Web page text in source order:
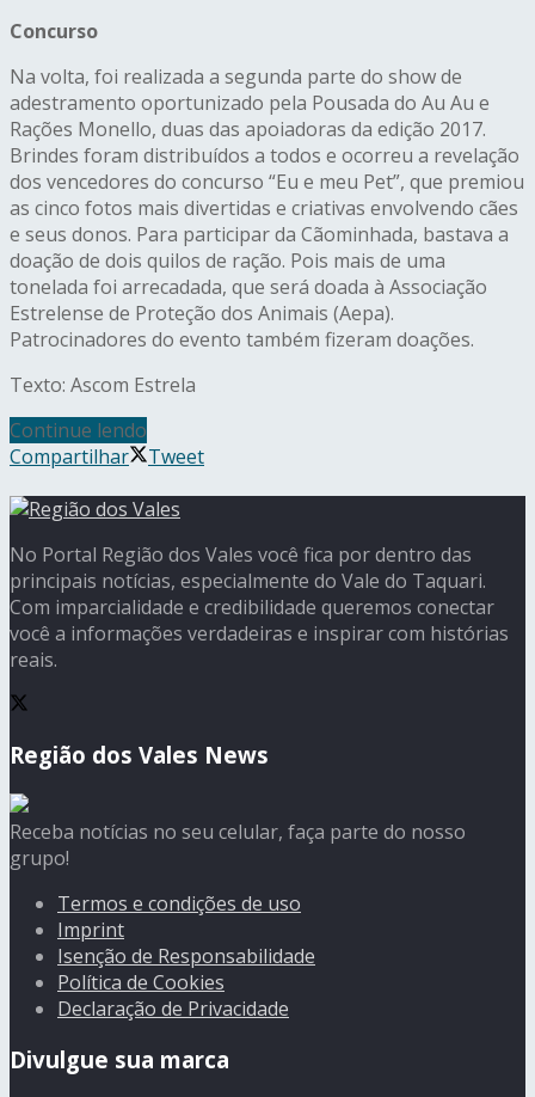
Concurso
Na volta, foi realizada a segunda parte do show de
adestramento oportunizado pela Pousada do Au Au e
Rações Monello, duas das apoiadoras da edição 2017.
Brindes foram distribuídos a todos e ocorreu a revelação
dos vencedores do concurso “Eu e meu Pet”, que premiou
as cinco fotos mais divertidas e criativas envolvendo cães
e seus donos. Para participar da Cãominhada, bastava a
doação de dois quilos de ração. Pois mais de uma
tonelada foi arrecadada, que será doada à Associação
Estrelense de Proteção dos Animais (Aepa).
Patrocinadores do evento também fizeram doações.
Texto: Ascom Estrela
Continue lendo
Compartilhar
Tweet
No Portal Região dos Vales você fica por dentro das
principais notícias, especialmente do Vale do Taquari.
Com imparcialidade e credibilidade queremos conectar
você a informações verdadeiras e inspirar com histórias
reais.
Região dos Vales News
Receba notícias no seu celular, faça parte do nosso
grupo!
Termos e condições de uso
Imprint
Isenção de Responsabilidade
Política de Cookies
Declaração de Privacidade
Divulgue sua marca